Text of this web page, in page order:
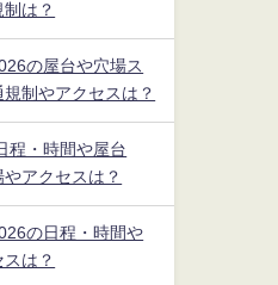
は？
の屋台や穴場ス
制やアクセスは？
程・時間や屋台
アクセスは？
の日程・時間や
は？